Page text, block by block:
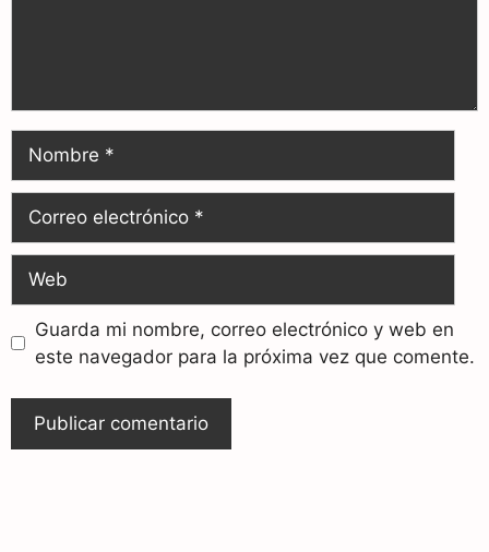
Guarda mi nombre, correo electrónico y web en
este navegador para la próxima vez que comente.